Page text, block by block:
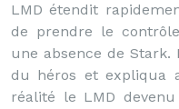
LMD étendit
de prendre le
une absence de Stark.
du héros et expliqua
réalité le LMD